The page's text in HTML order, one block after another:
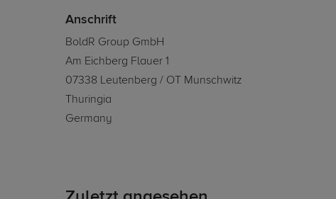
Anschrift
BoldR Group GmbH
Am Eichberg Flauer 1
07338 Leutenberg / OT Munschwitz
Thuringia
Germany